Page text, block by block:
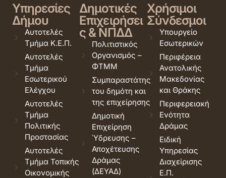
Υπηρεσίες
Δήμου
Αυτοτελές
Τμήμα Κ.Ε.Π.
Αυτοτελές
Τμήμα
Εσωτερικού
Ελέγχου
Αυτοτελές
Τμήμα
Πολιτικής
Προστασίας
Αυτοτελές
Τμήμα Τοπικής
Οικονομικής
Δημοτικές
Επιχειρήσει
ς & ΝΠΔΔ
Πολιτιστικός
Οργανισμός –
ΦΤΜΜ
Συμπαραστάτης
του δημότη και
της επιχείρησης
Δημοτική
Επιχείρηση
Ύδρευσης –
Αποχέτευσης
Δράμας
(ΔΕΥΑΔ)
Χρήσιμοι
Σύνδεσμοι
Υπουργείο
Εσωτερικών
Περιφέρεια
Ανατολικής
Μακεδονίας
και Θράκης
Περιφερειακή
Ενότητα
Δράμας
Ειδική
Υπηρεσίας
Διαχείρισης
Ε.Π.